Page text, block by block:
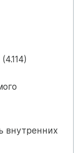
(4.114)
внутренних